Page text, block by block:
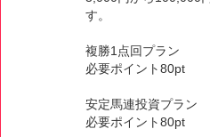
す。
複勝1点回プラン
必要ポイント80pt
安定馬連投資プラン
必要ポイント80pt